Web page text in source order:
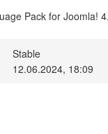
Pack for Joomla!
Stable
12.06.2024, 18:09